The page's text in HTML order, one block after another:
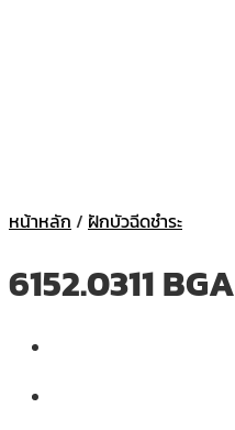
หน้าหลัก / ฝักบัวฉีดชำระ
6152.0311 BGA